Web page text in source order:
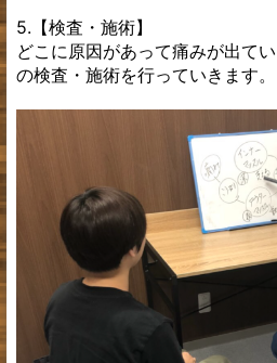
5.【検査・施術】
どこに原因があって痛みが出て
の検査・施術を行っていきます。